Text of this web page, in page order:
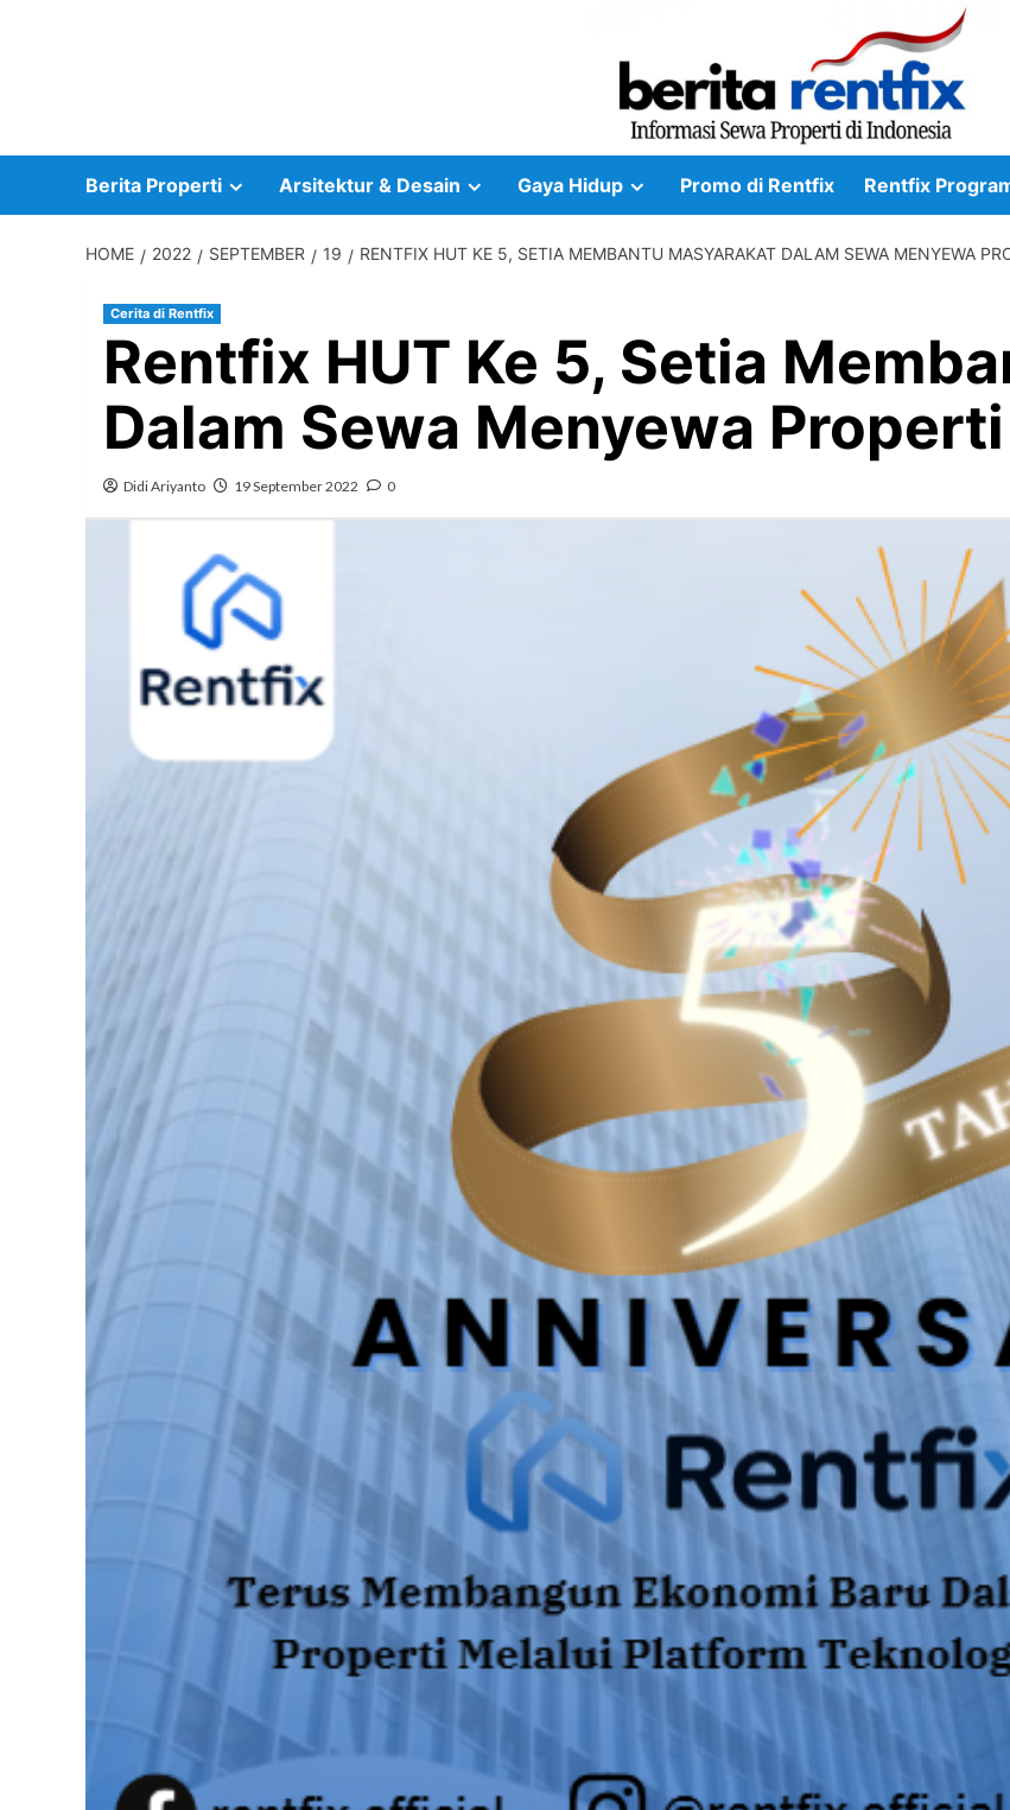
Berita Properti Arsitektur & Desain Gaya Hidup Promo di Rentfix Rentfix
HOME 2022 SEPTEMBER 19 RENTFIX HUT KE 5, SETIA MEMBANTU MASYARAKAT DALAM SEWA MENYEWA
Cerita di Rentfix
Rentfix HUT Ke 5, Setia
Dalam Sewa Menyewa Properti
Didi Ariyanto 19 September 2022 0